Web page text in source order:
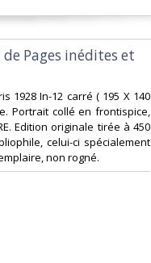
de Pages inédites et
1928 In-12 carré ( 195 X 140
Portrait collé en frontispice,
Edition originale tirée à 450
celui-ci spécialement
non rogné.‎